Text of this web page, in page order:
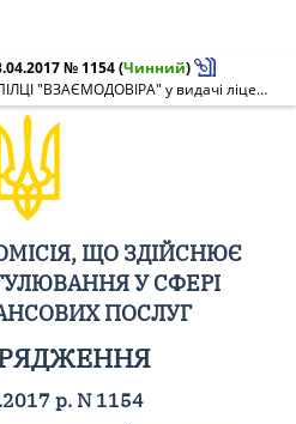
№ 1154(Чинний)
Про відмову КРЕДИТНІЙ СПІЛЦІ "ВЗАЄМОДОВІРА" у видачі ліцензії на провадження господарської діяльності з надання фінансових послуг (крім професійної діяльності на ринку цінних паперів)
ЩО ЗДІЙСНЮЄ
У СФЕРІ
ПОСЛУГ
р. N 1154